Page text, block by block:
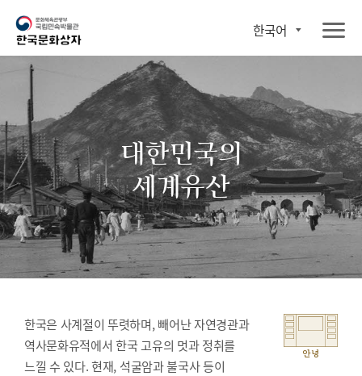
한국어
대한민국의
세계유산
한국은 사계절이 뚜렷하며, 빼어난 자연경관과
역사문화유적에서 한국 고유의 멋과 정취를
느낄 수 있다. 현재, 석굴암과 불국사 등이
안녕